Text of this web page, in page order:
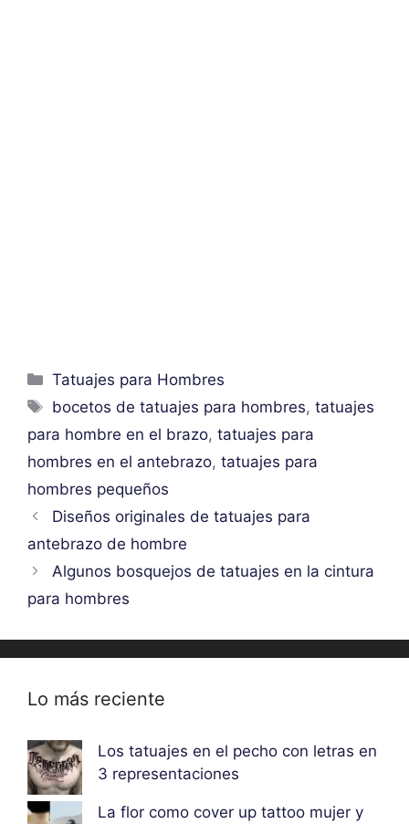
Categorías
Tatuajes para Hombres
Etiquetas
bocetos de tatuajes para hombres,tatuajes
para hombre en el brazo, tatuajes para
hombres en el antebrazo, tatuajes para
hombres pequeños
Diseños originales de tatuajes para
antebrazo de hombre
Algunos bosquejos de tatuajes en la cintura
para hombres
Lo más reciente
Los tatuajes en el pecho con letras en
3 representaciones
La flor como cover up tattoo mujer y